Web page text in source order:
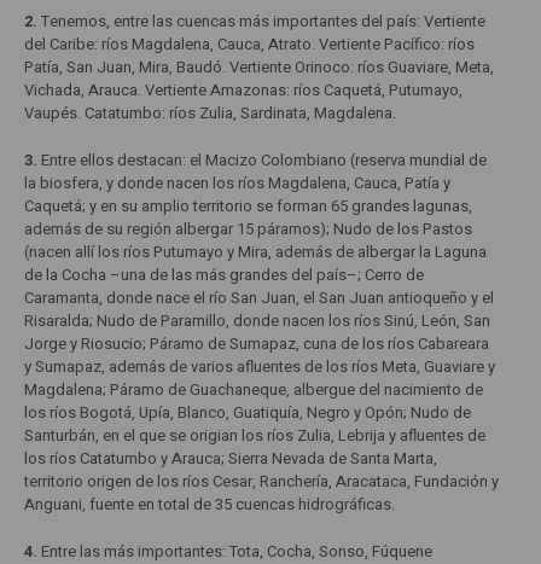
2. Tenemos, entre las cuencas más importantes del país: Vertiente
del Caribe: ríos Magdalena, Cauca, Atrato. Vertiente Pacífico: ríos
Patía, San Juan, Mira, Baudó. Vertiente Orinoco: ríos Guaviare, Meta,
Vichada, Arauca. Vertiente Amazonas: ríos Caquetá, Putumayo,
Vaupés. Catatumbo: ríos Zulia, Sardinata, Magdalena.
3. Entre ellos destacan: el Macizo Colombiano (reserva mundial de
la biosfera, y donde nacen los ríos Magdalena, Cauca, Patía y
Caquetá; y en su amplio territorio se forman 65 grandes lagunas,
además de su región albergar 15 páramos); Nudo de los Pastos
(nacen allí los ríos Putumayo y Mira, además de albergar la Laguna
de la Cocha –una de las más grandes del país–; Cerro de
Caramanta, donde nace el río San Juan, el San Juan antioqueño y el
Risaralda; Nudo de Paramillo, donde nacen los ríos Sinú, León, San
Jorge y Riosucio; Páramo de Sumapaz, cuna de los ríos Cabareara
y Sumapaz, además de varios afluentes de los ríos Meta, Guaviare y
Magdalena; Páramo de Guachaneque, albergue del nacimiento de
los ríos Bogotá, Upía, Blanco, Guatiquía, Negro y Opón; Nudo de
Santurbán, en el que se origian los ríos Zulia, Lebrija y afluentes de
los ríos Catatumbo y Arauca; Sierra Nevada de Santa Marta,
territorio origen de los ríos Cesar, Ranchería, Aracataca, Fundación y
Anguani, fuente en total de 35 cuencas hidrográficas.
4. Entre las más importantes: Tota, Cocha, Sonso, Fúquene